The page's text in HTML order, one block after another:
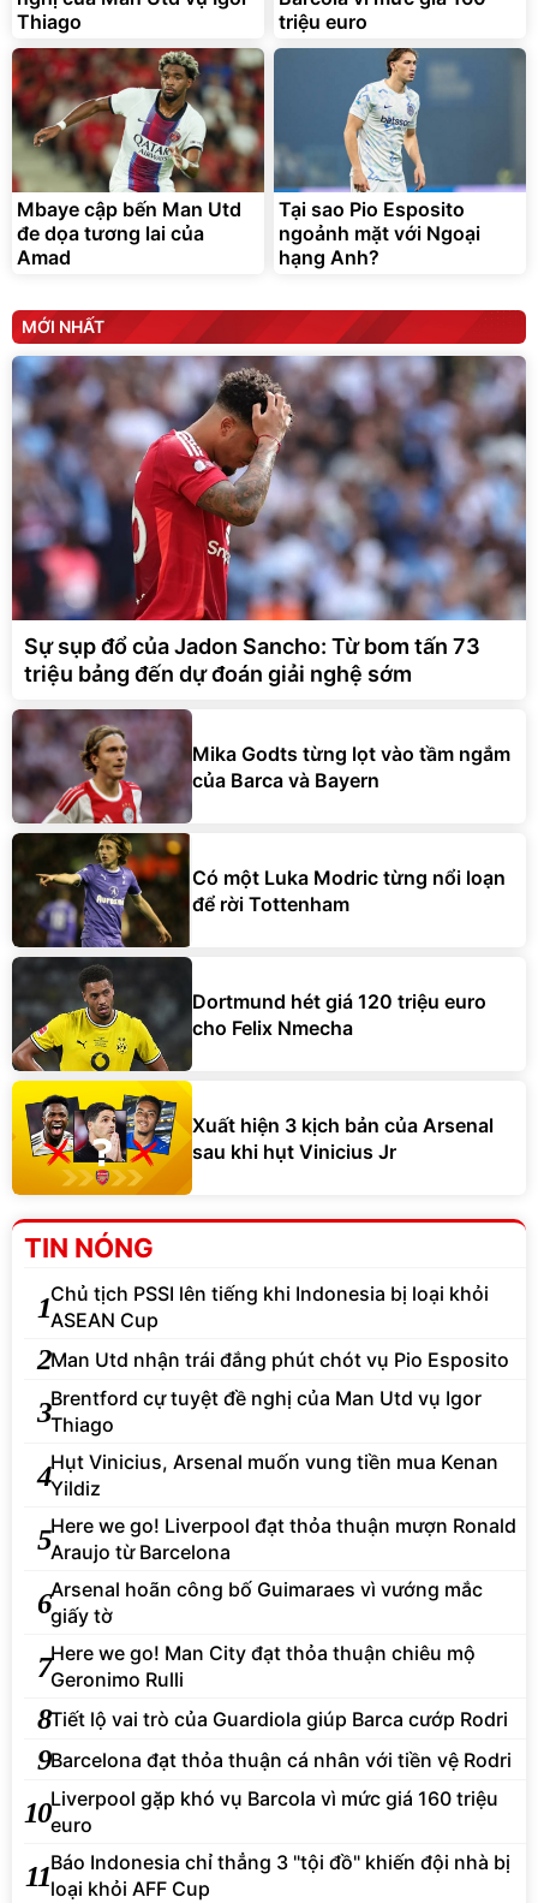
Thiago
triệu euro
Mbaye cập bến Man Utd
đe dọa tương lai của
Amad
Tại sao Pio Esposito
ngoảnh mặt với Ngoại
hạng Anh?
MỚI NHẤT
Sự sụp đổ của Jadon Sancho: Từ bom tấn 73
triệu bảng đến dự đoán giải nghệ sớm
Mika Godts từng lọt vào tầm ngắm
của Barca và Bayern
Có một Luka Modric từng nổi loạn
để rời Tottenham
Dortmund hét giá 120 triệu euro
cho Felix Nmecha
Xuất hiện 3 kịch bản của Arsenal
sau khi hụt Vinicius Jr
TIN NÓNG
1Chủ tịch PSSI lên tiếng khi Indonesia bị loại khỏi
ASEAN Cup
2Man Utd nhận trái đắng phút chót vụ Pio Esposito
3Brentford cự tuyệt đề nghị của Man Utd vụ Igor
Thiago
4Hụt Vinicius, Arsenal muốn vung tiền mua Kenan
Yildiz
5Here we go! Liverpool đạt thỏa thuận mượn Ronald
Araujo từ Barcelona
6Arsenal hoãn công bố Guimaraes vì vướng mắc
giấy tờ
7Here we go! Man City đạt thỏa thuận chiêu mộ
Geronimo Rulli
8Tiết lộ vai trò của Guardiola giúp Barca cướp Rodri
9Barcelona đạt thỏa thuận cá nhân với tiền vệ Rodri
10Liverpool gặp khó vụ Barcola vì mức giá 160 triệu
euro
11Báo Indonesia chỉ thẳng 3 "tội đồ" khiến đội nhà bị
loại khỏi AFF Cup